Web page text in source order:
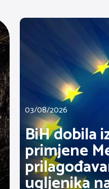
03/08/2026
BiH dobila
primjene
ugljenika